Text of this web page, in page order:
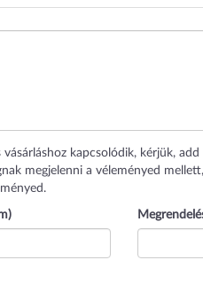
kapcsolódik, kérjük,
megjelenni a véleményed